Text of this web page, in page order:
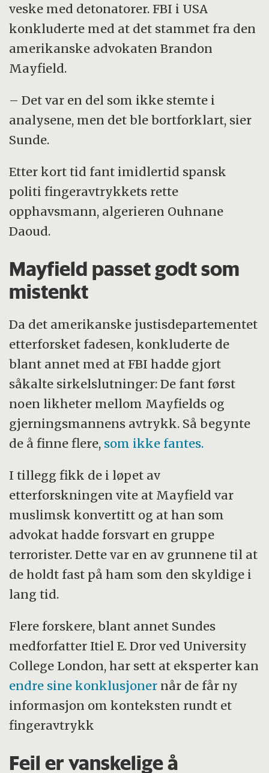
veske med detonatorer. FBI i USA
konkluderte med at det stammet fra den
amerikanske advokaten Brandon
Mayfield.
– Det var en del som ikke stemte i
analysene, men det ble bortforklart, sier
Sunde.
Etter kort tid fant imidlertid spansk
politi fingeravtrykkets rette
opphavsmann, algerieren Ouhnane
Daoud.
Mayfield passet godt som
mistenkt
Da det amerikanske justisdepartementet
etterforsket fadesen, konkluderte de
blant annet med at FBI hadde gjort
såkalte sirkelslutninger: De fant først
noen likheter mellom Mayfields og
gjerningsmannens avtrykk. Så begynte
de å finne flere, som ikke fantes.
I tillegg fikk de i løpet av
etterforskningen vite at Mayfield var
muslimsk konvertitt og at han som
advokat hadde forsvart en gruppe
terrorister. Dette var en av grunnene til at
de holdt fast på ham som den skyldige i
lang tid.
Flere forskere, blant annet Sundes
medforfatter Itiel E. Dror ved University
College London, har sett at eksperter kan
endre sine konklusjoner når de får ny
informasjon om konteksten rundt et
fingeravtrykk
Feil er vanskelige å